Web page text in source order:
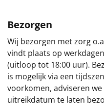
Bezorgen
Wij bezorgen met zorg
vindt plaats op
(uitloop tot 18:00 uur).
is mogelijk via een
voorkomen, adviseren
uitreikdatum te laten